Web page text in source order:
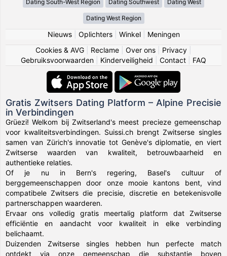
Dating South-West Region Dating Southwest Dating West
Dating West Region
Nieuws| Oplichters| Winkel| Meningen
Cookies & AVG
Reclame Over ons Privacy
Gebruiksvoorwaarden
Kinderveiligheid Contact FAQ
Gratis Zwitsers Dating Platform – Alpine Precisie
in Verbindingen
Grüezi! Welkom bij Zwitserland's meest precieze gemeenschap
voor kwaliteitsverbindingen. Suissi.ch brengt Zwitserse singles
samen van Zürich's innovatie tot Genève's diplomatie, en viert
Zwitserse waarden van kwaliteit, betrouwbaarheid en
authentieke relaties.
Of je nu in Bern's regering, Basel's cultuur of
berggemeenschappen door onze mooie kantons bent, vind
compatibele Zwitsers die precisie, discretie en betekenisvolle
partnerschappen waarderen.
Ervaar ons volledig gratis meertalig platform dat Zwitserse
efficiëntie en aandacht voor kwaliteit in elke verbinding
belichaamt.
Duizenden Zwitserse singles hebben hun perfecte match
ontdekt via onze gemeenschap die substantie boven